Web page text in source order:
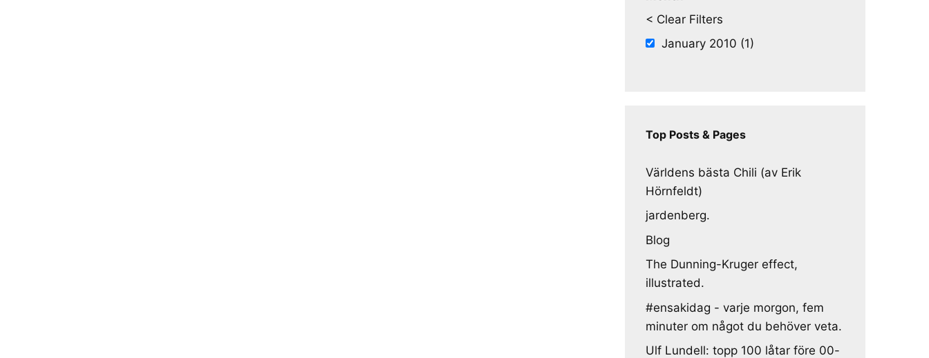
< Clear Filters
January 2010 (1)
Top Posts & Pages
Världens bästa Chili (av Erik
Hörnfeldt)
jardenberg.
Blog
The Dunning-Kruger effect,
illustrated.
#ensakidag - varje morgon, fem
minuter om något du behöver veta.
Ulf Lundell: topp 100 låtar före 00-